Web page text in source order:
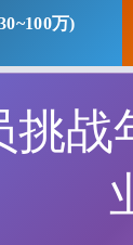
万)
战